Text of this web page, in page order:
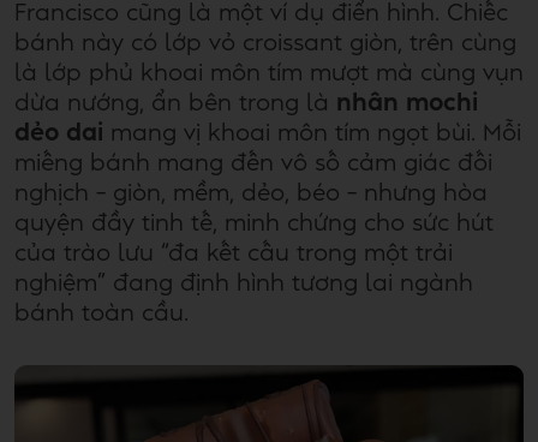
Francisco cũng là một ví dụ điển hình. Chiếc
bánh này có lớp vỏ croissant giòn, trên cùng
là lớp phủ khoai môn tím mượt mà cùng vụn
dừa nướng, ẩn bên trong là nhân mochi
dẻo dai mang vị khoai môn tím ngọt bùi. Mỗi
miếng bánh mang đến vô số cảm giác đối
nghịch – giòn, mềm, dẻo, béo – nhưng hòa
quyện đầy tinh tế, minh chứng cho sức hút
của trào lưu “đa kết cấu trong một trải
nghiệm” đang định hình tương lai ngành
bánh toàn cầu.